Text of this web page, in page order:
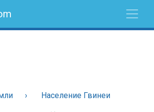
Население Гвинеи